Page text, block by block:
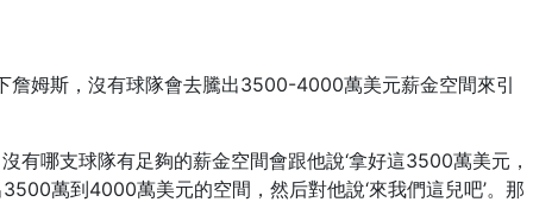
詹姆斯，沒有球隊會去騰出3500-4000萬美元薪金空間來引
有哪支球隊有足夠的薪金空間會跟他說‘拿好這3500萬美元，
萬到4000萬美元的空間，然后對他說‘來我們這兒吧’。那